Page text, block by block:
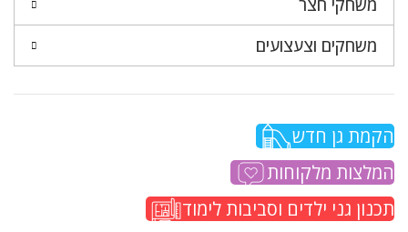
משחקי חצר
משחקים וצעצועים
הקמת גן חדש
המלצות מלקוחות
תכנון גני ילדים וסביבות לימוד